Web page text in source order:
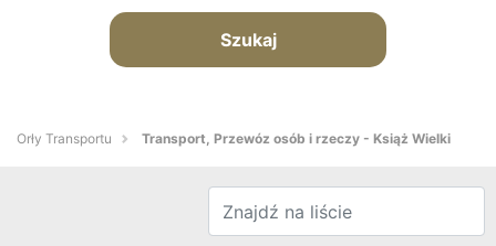
Szukaj
Orły Transportu Transport, Przewóz osób i rzeczy - Książ Wielki